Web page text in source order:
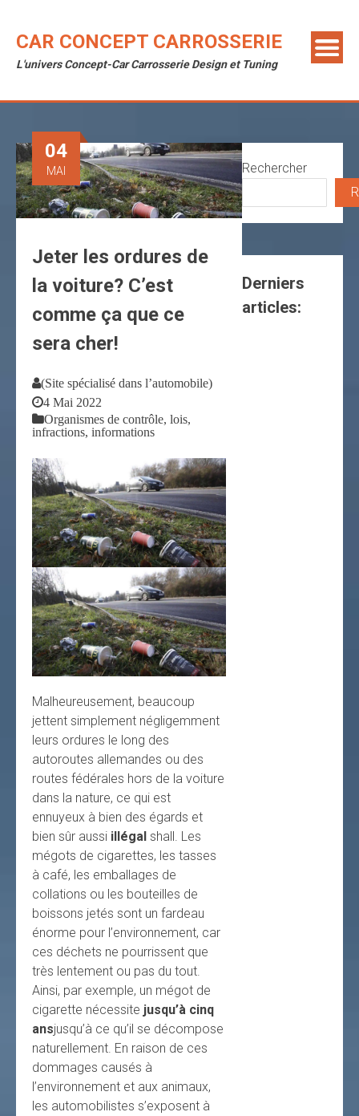
content
CAR CONCEPT CARROSSERIE
L'univers Concept-Car Carrosserie Design et Tuning
04
MAI
Jeter les ordures de
la voiture? C’est
comme ça que ce
sera cher!
(Site spécialisé dans l’automobile)
4 Mai 2022
Organismes de contrôle, lois,
infractions, informations
Malheureusement, beaucoup
jettent simplement négligemment
leurs ordures le long des
autoroutes allemandes ou des
routes fédérales hors de la voiture
dans la nature, ce qui est
ennuyeux à bien des égards et
bien sûr aussi illégal shall. Les
mégots de cigarettes, les tasses
à café, les emballages de
collations ou les bouteilles de
boissons jetés sont un fardeau
énorme pour l’environnement, car
ces déchets ne pourrissent que
très lentement ou pas du tout.
Ainsi, par exemple, un mégot de
cigarette nécessite jusqu’à cinq
ansjusqu’à ce qu’il se décompose
naturellement. En raison de ces
dommages causés à
l’environnement et aux animaux,
les automobilistes s’exposent à
Rechercher
Derniers
articles: